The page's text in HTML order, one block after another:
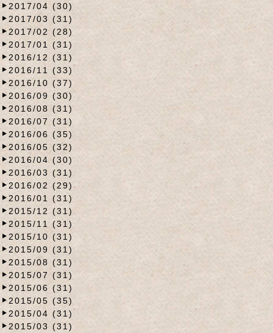
2017/04 (30)
2017/03 (31)
2017/02 (28)
2017/01 (31)
2016/12 (31)
2016/11 (33)
2016/10 (37)
2016/09 (30)
2016/08 (31)
2016/07 (31)
2016/06 (35)
2016/05 (32)
2016/04 (30)
2016/03 (31)
2016/02 (29)
2016/01 (31)
2015/12 (31)
2015/11 (31)
2015/10 (31)
2015/09 (31)
2015/08 (31)
2015/07 (31)
2015/06 (31)
2015/05 (35)
2015/04 (31)
2015/03 (31)